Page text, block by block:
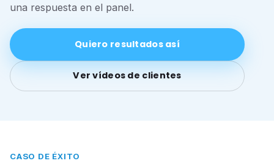
una respuesta en el panel.
Quiero resultados así
Ver vídeos de clientes
CASO DE ÉXITO